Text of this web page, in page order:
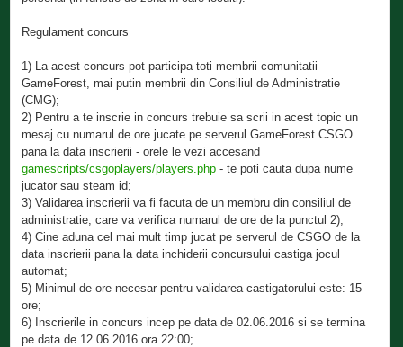
Regulament concurs
1) La acest concurs pot participa toti membrii comunitatii
GameForest, mai putin membrii din Consiliul de Administratie
(CMG);
2) Pentru a te inscrie in concurs trebuie sa scrii in acest topic un
mesaj cu numarul de ore jucate pe serverul GameForest CSGO
pana la data inscrierii - orele le vezi accesand
gamescripts/csgoplayers/players.php - te poti cauta dupa nume
jucator sau steam id;
3) Validarea inscrierii va fi facuta de un membru din consiliul de
administratie, care va verifica numarul de ore de la punctul 2);
4) Cine aduna cel mai mult timp jucat pe serverul de CSGO de la
data inscrierii pana la data inchiderii concursului castiga jocul
automat;
5) Minimul de ore necesar pentru validarea castigatorului este: 15
ore;
6) Inscrierile in concurs incep pe data de 02.06.2016 si se termina
pe data de 12.06.2016 ora 22:00;